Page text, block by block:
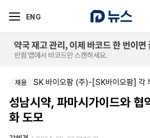
ENG
채용
성남시약, 파마시가이드와
화 도모